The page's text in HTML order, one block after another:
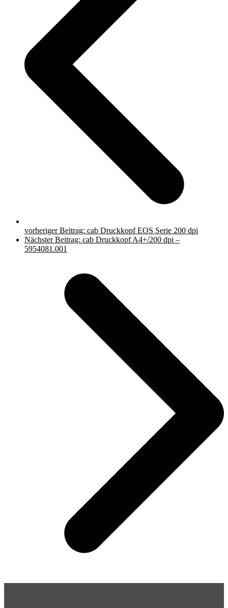
vorheriger Beitrag: cab Druckkopf EOS Serie 200 dpi
Nächster Beitrag: cab Druckkopf A4+/200 dpi –
5954081.001